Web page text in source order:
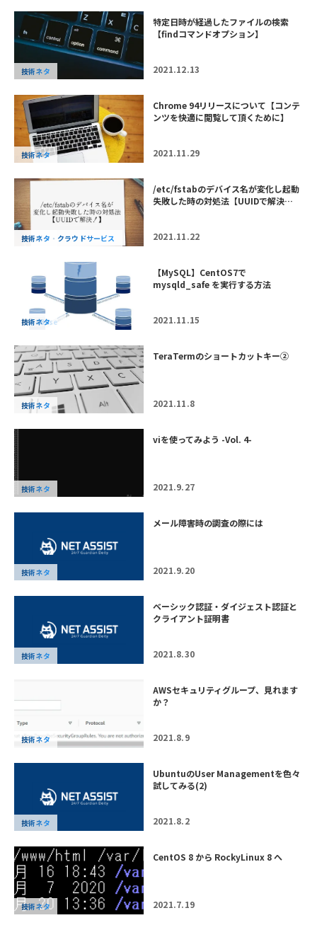
技術ネタ
特定日時が経過したファイルの検索
【findコマンドオプション】
2021.12.13
技術ネタ
Chrome 94リリースについて【コンテ
ンツを快適に閲覧して頂くために】
2021.11.29
サーバー・クラウドサービス
技術ネタ
/etc/fstabのデバイス名が変化し起動
失敗した時の対処法【UUIDで解決…
2021.11.22
DataBase
技術ネタ
【MySQL】CentOS7で
mysqld_safe を実行する方法
2021.11.15
技術ネタ
TeraTermのショートカットキー②
2021.11.8
技術ネタ
viを使ってみよう -Vol. 4-
2021.9.27
技術ネタ
メール障害時の調査の際には
2021.9.20
技術ネタ
ベーシック認証・ダイジェスト認証と
クライアント証明書
2021.8.30
技術ネタ
AWSセキュリティグループ、見れます
か？
2021.8.9
技術ネタ
UbuntuのUser Managementを色々
試してみる(2)
2021.8.2
技術ネタ
CentOS 8 から RockyLinux 8 へ
2021.7.19